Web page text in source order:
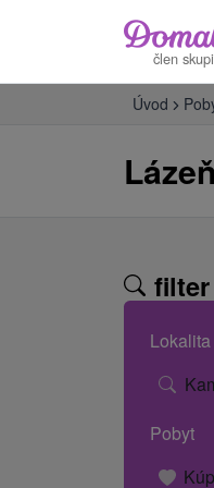
člen
Úvod
filter
Lokalita
Pobyt